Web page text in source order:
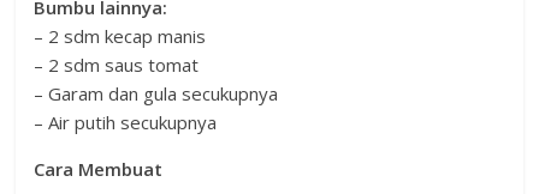
Bumbu lainnya:
– 2 sdm kecap manis
– 2 sdm saus tomat
– Garam dan gula secukupnya
– Air putih secukupnya
Cara Membuat